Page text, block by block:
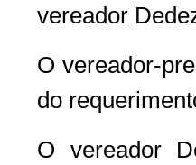
vereador
O vereador-
do
O vereador